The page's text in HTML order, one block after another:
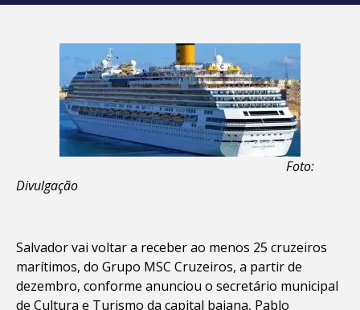
Foto:
Divulgação
Salvador vai voltar a receber ao menos 25 cruzeiros
marítimos, do Grupo MSC Cruzeiros, a partir de
dezembro, conforme anunciou o secretário municipal
de Cultura e Turismo da capital baiana, Pablo